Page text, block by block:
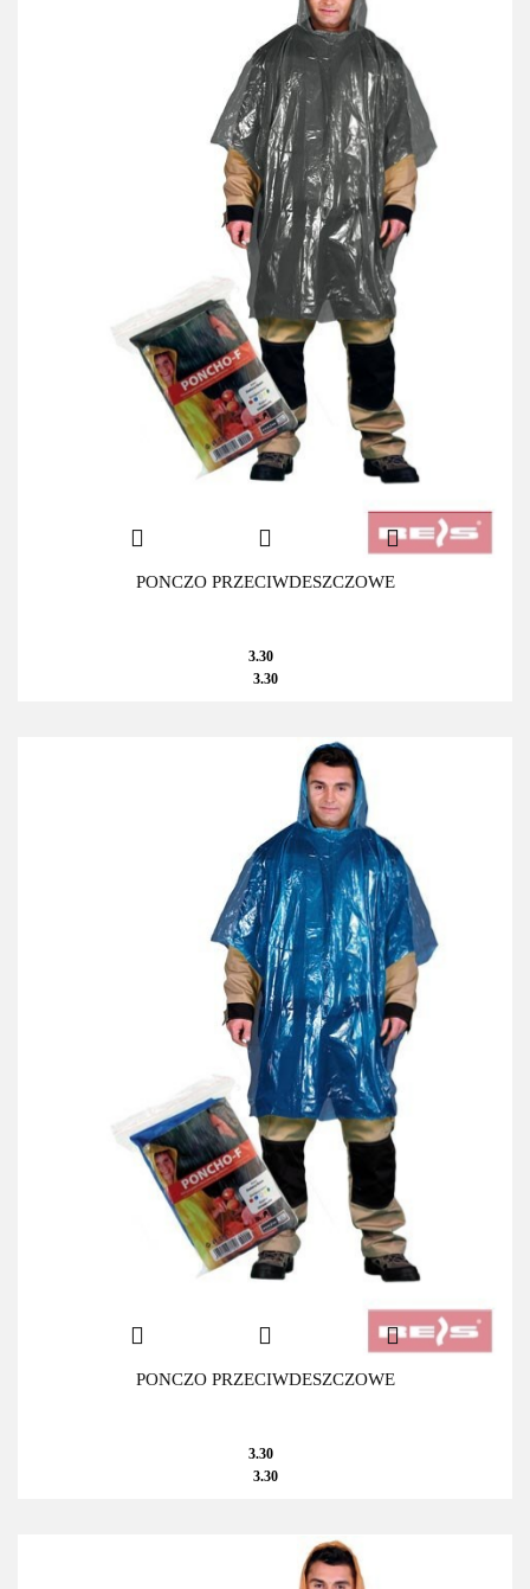
PONCZO PRZECIWDESZCZOWE
3.30
3.30
PONCZO PRZECIWDESZCZOWE
3.30
3.30